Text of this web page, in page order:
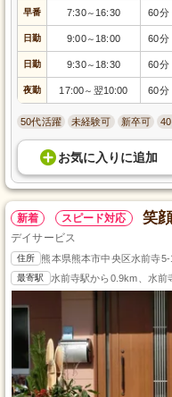
早番 7:30～ 16:30 60分
日勤 9:00～ 18:00 60分
日勤 9:30～ 18:30 60分
夜勤 17:00～ 翌10:00 60分
50代活躍 未経験可 新卒可
お気に入り に追加
新着 スピード対応 笑
デイサービス
住所 熊本県熊本市中央区水前寺
最寄駅 水前寺駅から0.9km、水